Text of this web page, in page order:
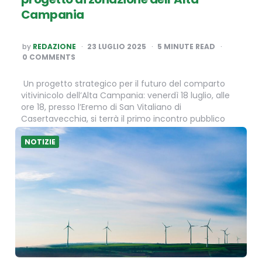
Campania
POSTED
BY
by REDAZIONE 23 LUGLIO 2025 5 MINUTE READ
0 COMMENTS
Un progetto strategico per il futuro del comparto
vitivinicolo dell’Alta Campania: venerdì 18 luglio, alle
ore 18, presso l’Eremo di San Vitaliano di
Casertavecchia, si terrà il primo incontro pubblico
dedicato all’importante progetto…
NOTIZIE